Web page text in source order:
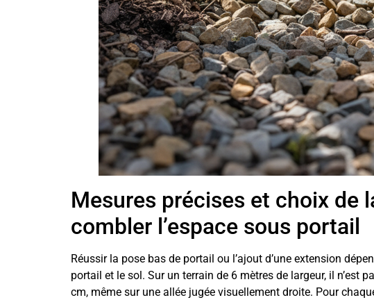
Mesures précises et choix de
combler l’espace sous portail
Réussir la pose bas de portail ou l’ajout d’une extension
portail et le sol. Sur un terrain de 6 mètres de largeur, il n’est
cm, même sur une allée jugée visuellement droite. Pour